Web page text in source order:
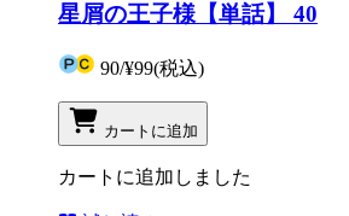
星屑の王子様【単話】 40
90/¥99(税込)
カートに追加
カートに追加しました